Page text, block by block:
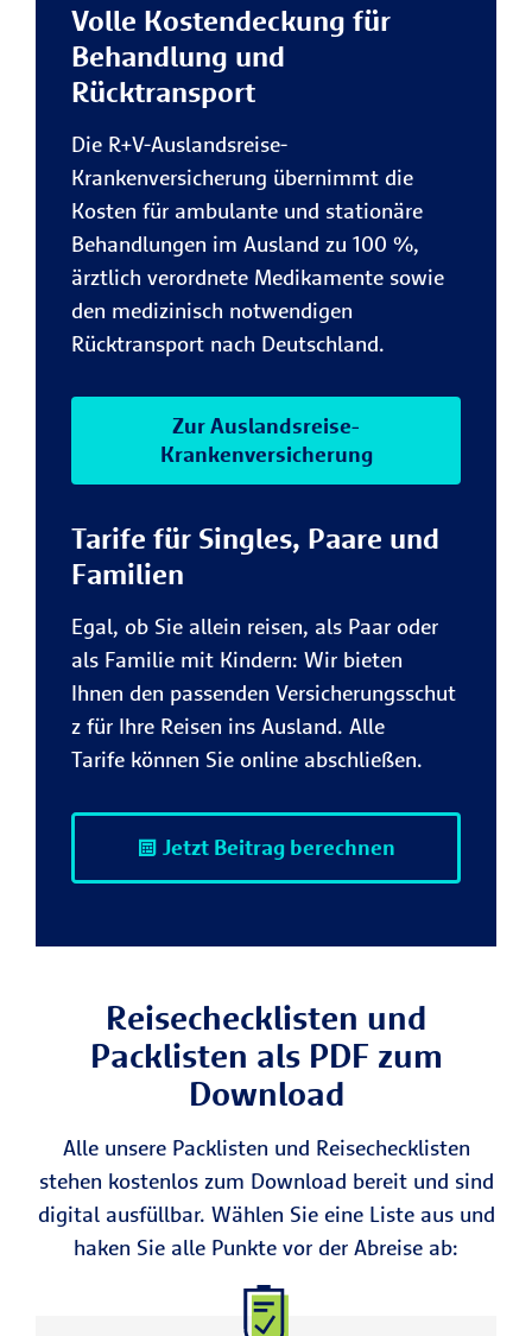
Volle Kostendeckung für
Behandlung und
Rücktransport
Die R+V-Auslandsreise-
Krankenversicherung übernimmt die
Kosten für ambulante und stationäre
Behandlungen im Ausland zu 100 %,
ärztlich verordnete Medikamente sowie
den medizinisch notwendigen
Rücktransport nach Deutschland.
Zur Auslandsreise-
Krankenversicherung
Tarife für Singles, Paare und
Familien
Egal, ob Sie allein reisen, als Paar oder
als Familie mit Kindern: Wir bieten
Ihnen den passenden Versicherungsschut
z für Ihre Reisen ins Ausland. Alle
Tarife können Sie online abschließen.
Jetzt Beitrag berechnen
Reisechecklisten und
Packlisten als PDF zum
Download
Alle unsere Packlisten und Reisechecklisten
stehen kostenlos zum Download bereit und sind
digital ausfüllbar. Wählen Sie eine Liste aus und
haken Sie alle Punkte vor der Abreise ab: